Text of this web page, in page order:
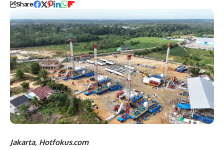
Share
Jakarta, Hotfokus.com